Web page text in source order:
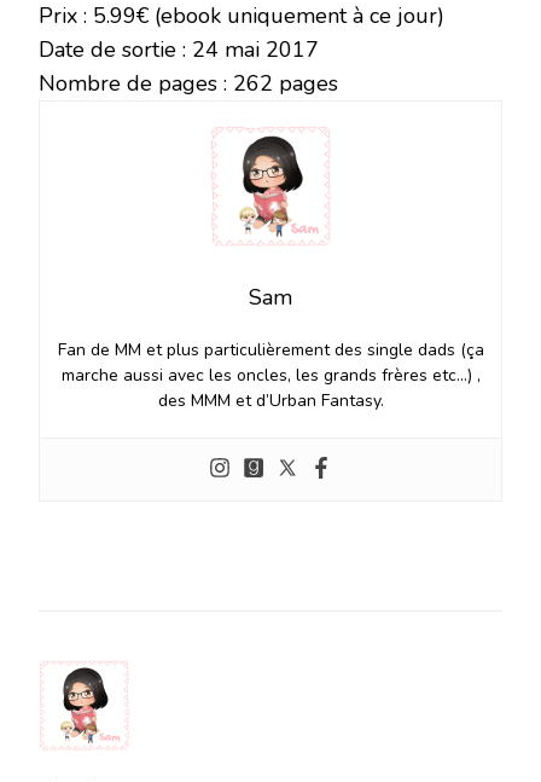
Prix : 5.99€ (ebook uniquement à ce jour)
Date de sortie : 24 mai 2017
Nombre de pages : 262 pages
Sam
Fan de MM et plus particulièrement des single dads (ça
marche aussi avec les oncles, les grands frères etc…) ,
des MMM et d’Urban Fantasy.